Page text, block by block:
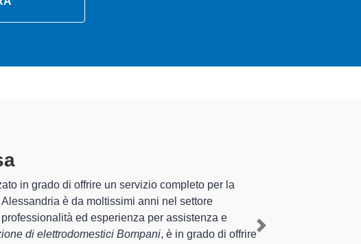
al cliente esperienza pluriennale nel territorio di Predosa e
Bompani a Predosa, mediante il ripristino rapido
grado di fornire interventi di diverse tipologie sugli Next